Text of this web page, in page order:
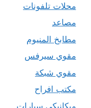
محلات تلفونات
مصاعد
مطابخ المنيوم
مقوي سيرفس
مقوي شبكة
مكتب افراح
ميكانيكي سيارات